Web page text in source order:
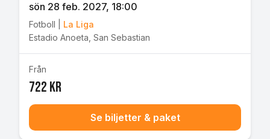
sön 28 feb. 2027, 18:00
Fotboll
La Liga
Estadio Anoeta San Sebastian
Från
722 kr
Se biljetter & paket